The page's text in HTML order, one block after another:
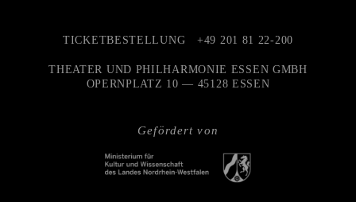
Gefördert von
TICKETBESTELLUNG +49 201 81 22-200
THEATER UND PHILHARMONIE ESSEN GMBH
OPERNPLATZ 10 — 45128 ESSEN